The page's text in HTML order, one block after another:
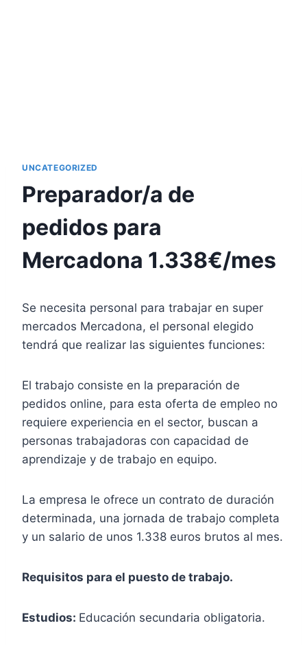
UNCATEGORIZED
Preparador/a de
pedidos para
Mercadona 1.338€/mes
Se necesita personal para trabajar en super
mercados Mercadona, el personal elegido
tendrá que realizar las siguientes funciones:
El trabajo consiste en la preparación de
pedidos online, para esta oferta de empleo no
requiere experiencia en el sector, buscan a
personas trabajadoras con capacidad de
aprendizaje y de trabajo en equipo.
La empresa le ofrece un contrato de duración
determinada, una jornada de trabajo completa
y un salario de unos 1.338 euros brutos al mes.
Requisitos para el puesto de trabajo.
Estudios: Educación secundaria obligatoria.